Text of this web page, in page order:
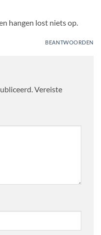
hangen lost niets op.
BEANTWOORDEN
Vereiste